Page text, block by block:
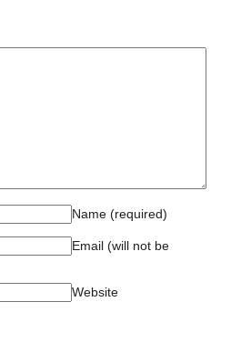
Name (required)
Email (will not be
Website